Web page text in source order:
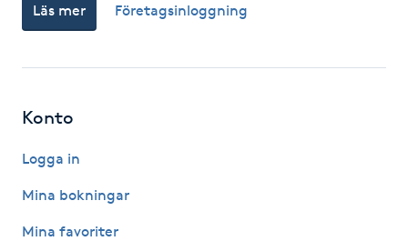
Klangmassage
Klippning & Slingor
Koppningsmassage
Läs mer Företagsinloggning
Konto
Logga in
Mina bokningar
Mina favoriter